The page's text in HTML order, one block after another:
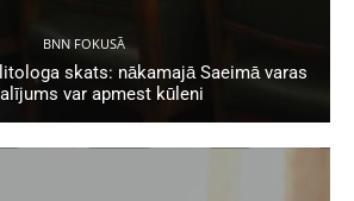
BNN FOKUSĀ
skats: nākamajā Saeimā varas
var apmest kūleni